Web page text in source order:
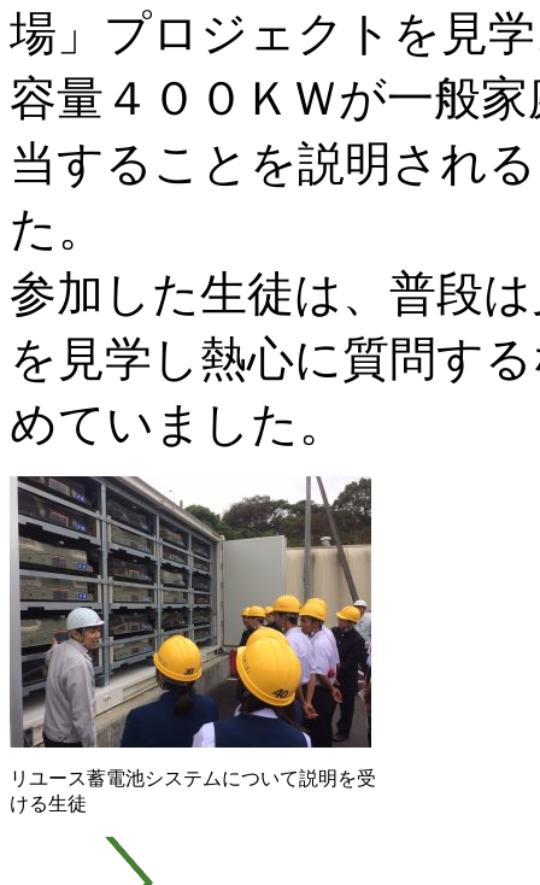
場」プロジェクトを見
容量４００ＫＷが一般
当することを説明され
た。
参加した生徒は、普段
を見学し熱心に質問す
めていました。
リユース蓄電池システムについて説明を受
ける生徒